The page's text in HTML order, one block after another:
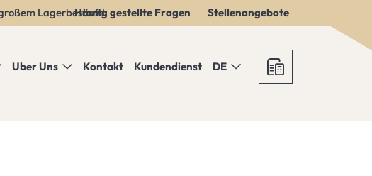
LagerbestandHäufig gestellte Fragen Stellenangebote
Uber Uns Kontakt Kundendienst DE